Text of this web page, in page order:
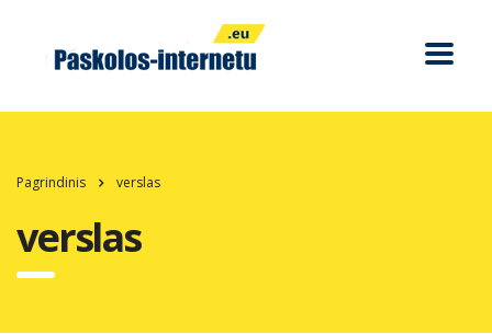
Pagrindinis verslas
verslas